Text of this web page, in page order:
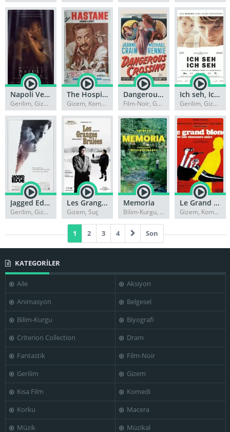
Napoli Velata
Gerilim, Gizem
The Hospital
Gizem, Komedi
Dangerous Crossing
Film-Noir, Gerilim
Ich seh, Ich seh
Gerilim, Gizem
Jagged Edge
Gerilim, Gizem
Les Granges Brûlées
Gizem, Suç
Memoria
Bilim-Kurgu, Gizem
Le Grand Blond Avec Une Chaussure Noire
Gizem, Komedi
1 2 3 4 Son
KATEGORİLER
Aile
Aksiyon
Animasyon
Belgesel
Bilim-Kurgu
Biyografi
Criterion Collection
Dram
Fantastik
Film-Noir
Gerilim
Gizem
Kısa Film
Komedi
Korku
Macera
Müzik
Müzikal